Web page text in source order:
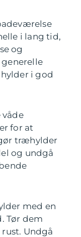
i lang tid,
og
i god
våde
for at
træhylder
og undgå
med en
Tør dem
Undgå